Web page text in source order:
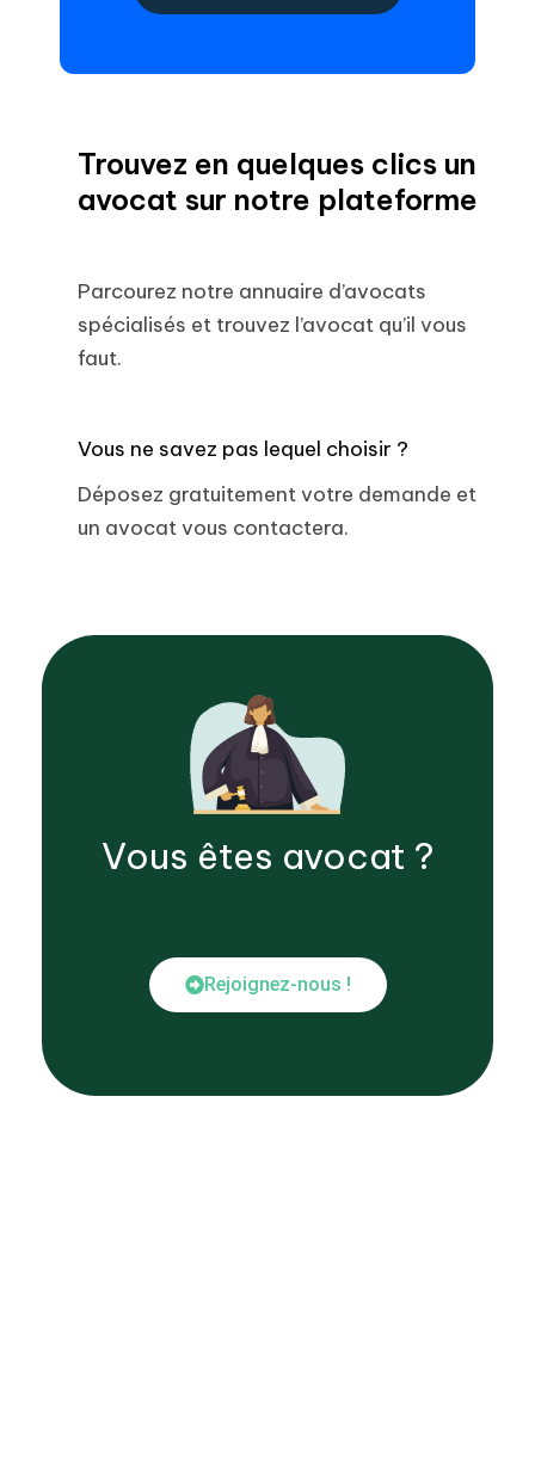
Trouvez en quelques clics un
avocat sur notre plateforme
Parcourez notre annuaire d’avocats
spécialisés et trouvez l’avocat qu’il vous
faut.
Vous ne savez pas lequel choisir ?
Déposez gratuitement votre demande et
un avocat vous contactera.
Vous êtes avocat ?
Rejoignez-nous !